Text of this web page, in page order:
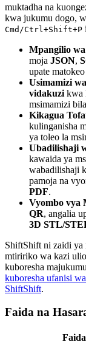
muktadha na
kwa jukumu dogo,
Cmd/Ctrl+Shift+P
Mpangilio
moja JSON,
upate
Usimamizi
vidakuzi kwa
msimamizi
Kikagua
kulinganisha
ya toleo la
Ubadilishaji
kawaida ya
wabadilishaji
pamoja na
PDF.
Vyombo vya
QR, angalia
3D STL/
ShiftShift ni zaidi ya
mtiririko wa kazi
kuboresha
kuboresha ufanisi
ShiftShift.
Faida na
Faida